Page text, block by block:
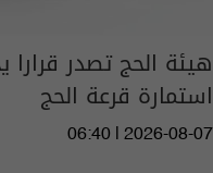
هيئة الحج تصدر
استمارة قرعة الحج
06:40 | 2026-08-07